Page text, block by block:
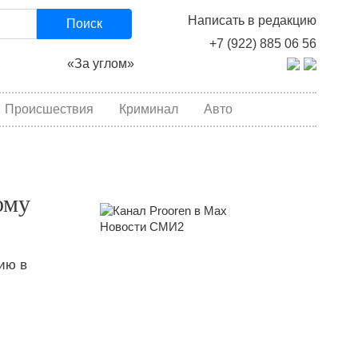
Написать в редакцию
+7 (922) 885 06 56
Поиск
«За углом»
Происшествия Криминал Авто
в
Новости СМИ2